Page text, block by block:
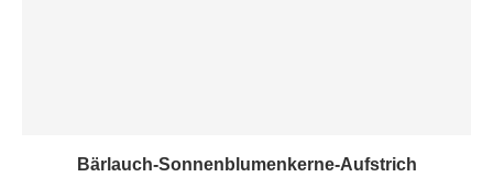
Bärlauch-Sonnenblumenkerne-Aufstrich